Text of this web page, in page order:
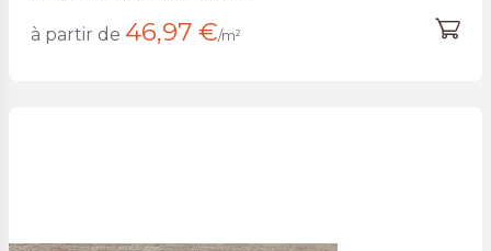
à partir de 46,97 €/m²